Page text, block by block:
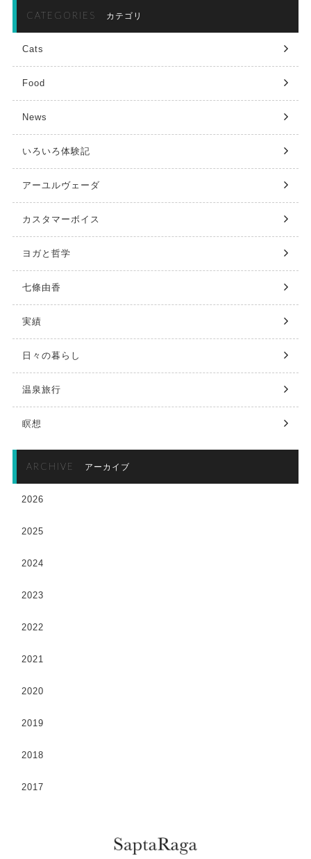
CATEGORIES カテゴリ
Cats
Food
News
いろいろ体験記
アーユルヴェーダ
カスタマーボイス
ヨガと哲学
七條由香
実績
日々の暮らし
温泉旅行
瞑想
ARCHIVE アーカイブ
2026
2025
2024
2023
2022
2021
2020
2019
2018
2017